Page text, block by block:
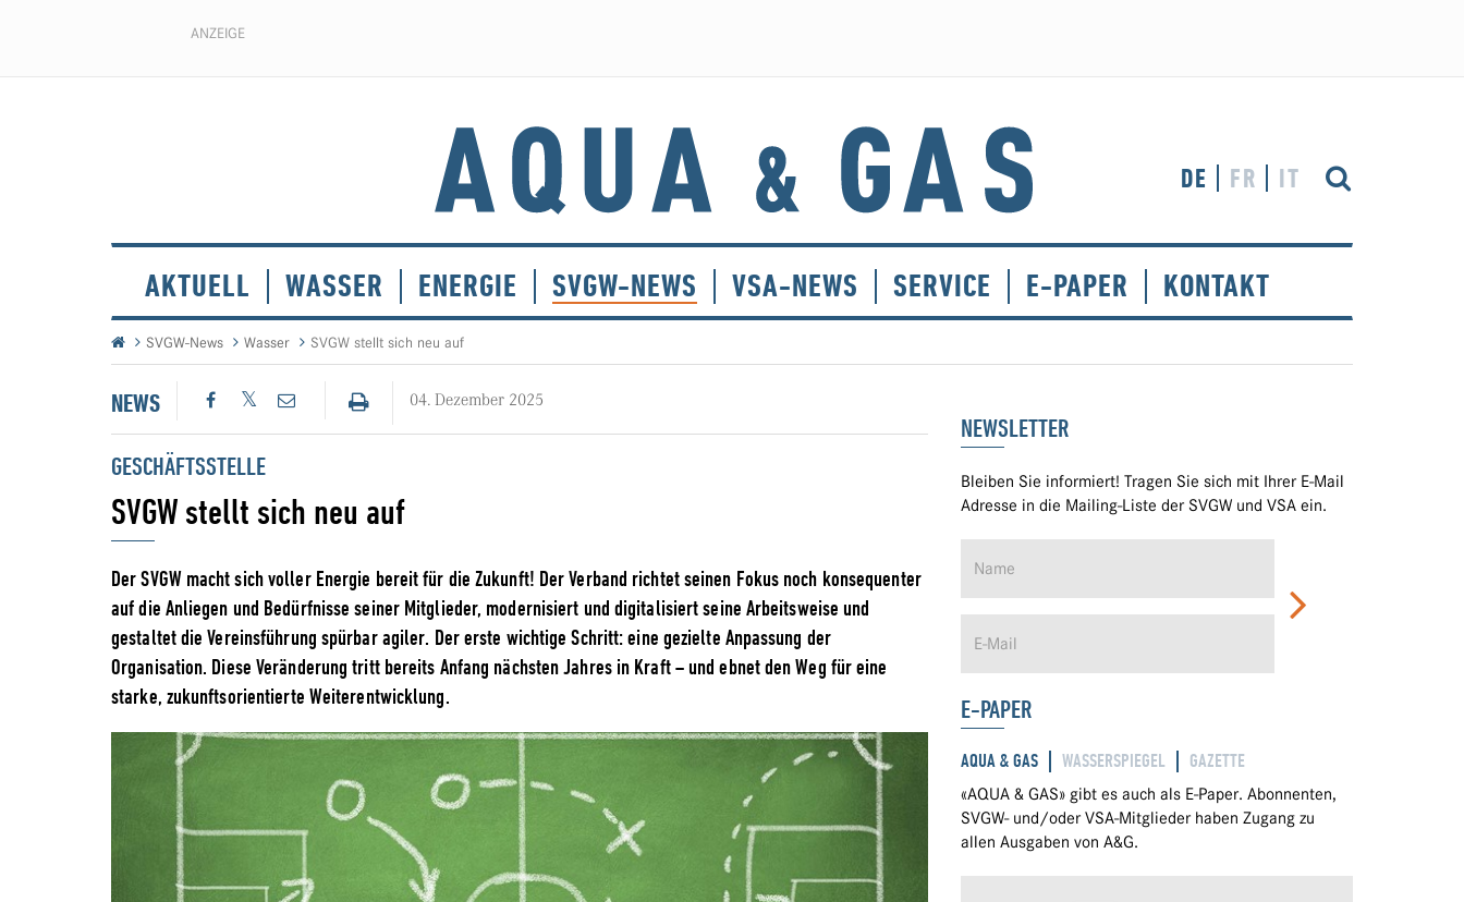
ANZEIGE
DE FR IT
AKTUELL WASSER ENERGIE SVGW-NEWS VSA-NEWS SERVICE E-PAPER KONTAKT
SVGW-News Wasser SVGW stellt sich neu auf
NEWS 04. Dezember 2025
GESCHÄFTSSTELLE
SVGW stellt sich neu auf
Der SVGW macht sich voller Energie bereit für die Zukunft! Der Verband richtet seinen Fokus noch konsequenter
auf die Anliegen und Bedürfnisse seiner Mitglieder, modernisiert und digitalisiert seine Arbeitsweise und
gestaltet die Vereinsführung spürbar agiler. Der erste wichtige Schritt: eine gezielte Anpassung der
Organisation. Diese Veränderung tritt bereits Anfang nächsten Jahres in Kraft – und ebnet den Weg für eine
starke, zukunftsorientierte Weiterentwicklung.
NEWSLETTER
Bleiben Sie informiert! Tragen Sie sich mit Ihrer E-Mail
Adresse in die Mailing-Liste der SVGW und VSA ein.
E-PAPER
AQUA & GAS WASSERSPIEGEL GAZETTE
«AQUA & GAS» gibt es auch als E-Paper. Abonnenten,
SVGW- und/oder VSA-Mitglieder haben Zugang zu
allen Ausgaben von A&G.